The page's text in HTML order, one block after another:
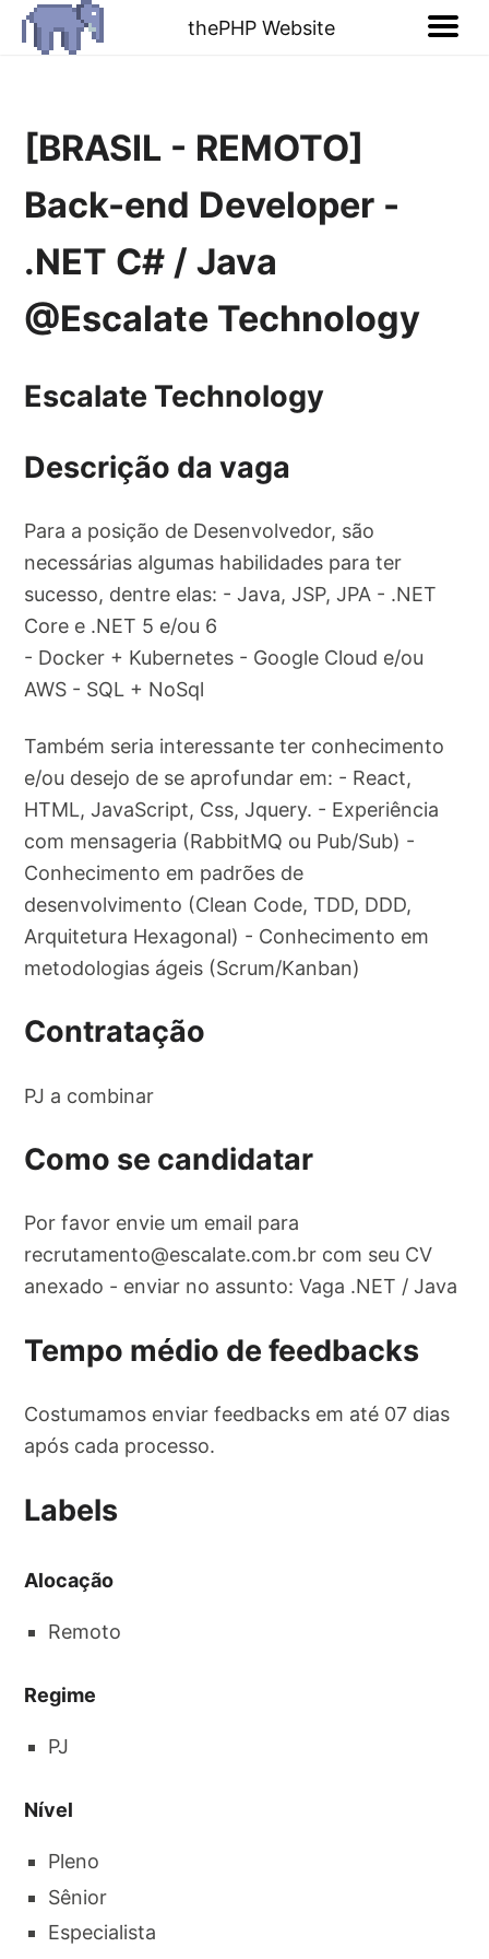
thePHP Website
[BRASIL - REMOTO]
Back-end Developer -
.NET C# / Java
@Escalate Technology
Escalate Technology
Descrição da vaga
Para a posição de Desenvolvedor, são
necessárias algumas habilidades para ter
sucesso, dentre elas: - Java, JSP, JPA - .NET
Core e .NET 5 e/ou 6
- Docker + Kubernetes - Google Cloud e/ou
AWS - SQL + NoSql
Também seria interessante ter conhecimento
e/ou desejo de se aprofundar em: - React,
HTML, JavaScript, Css, Jquery. - Experiência
com mensageria (RabbitMQ ou Pub/Sub) -
Conhecimento em padrões de
desenvolvimento (Clean Code, TDD, DDD,
Arquitetura Hexagonal) - Conhecimento em
metodologias ágeis (Scrum/Kanban)
Contratação
PJ a combinar
Como se candidatar
Por favor envie um email para
recrutamento@escalate.com.br com seu CV
anexado - enviar no assunto: Vaga .NET / Java
Tempo médio de feedbacks
Costumamos enviar feedbacks em até 07 dias
após cada processo.
Labels
Alocação
Remoto
Regime
PJ
Nível
Pleno
Sênior
Especialista